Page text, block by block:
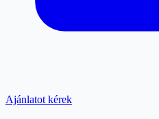
Ajánlatot kérek